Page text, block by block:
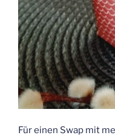
Für einen Swap mit